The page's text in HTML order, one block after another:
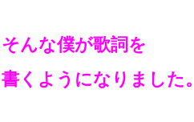
そんな僕が歌詞を
書くようになりました。